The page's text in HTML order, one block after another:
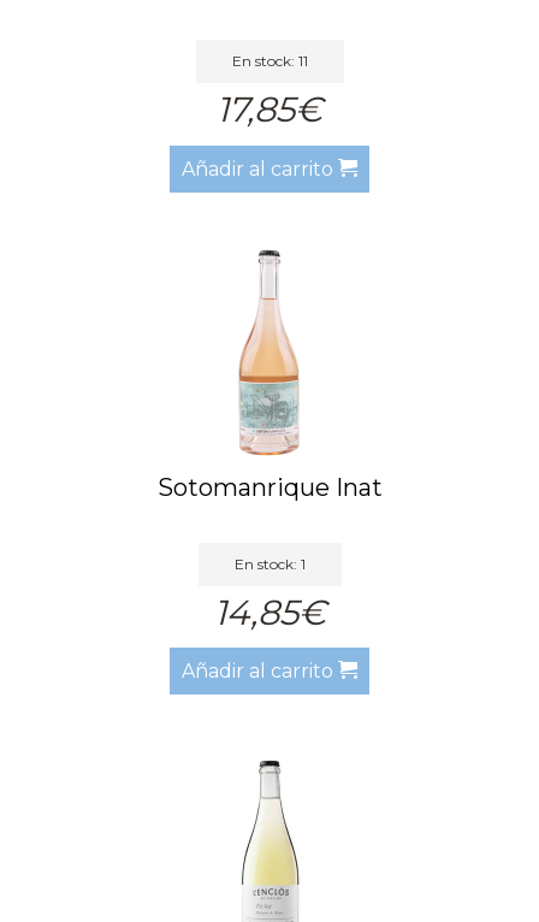
En stock: 11
17,85€
Añadir al carrito
Sotomanrique Inat
En stock: 1
14,85€
Añadir al carrito